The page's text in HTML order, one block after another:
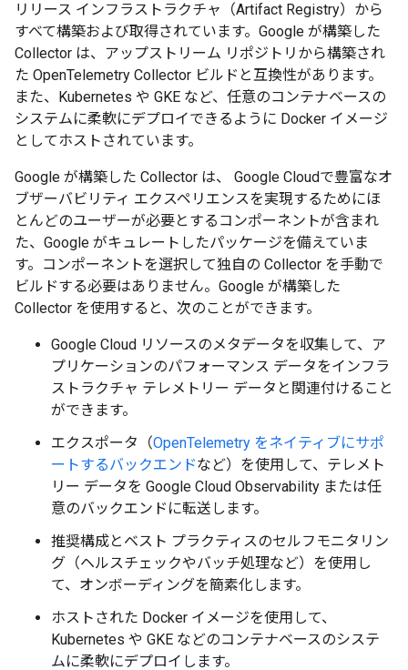
リリース インフラストラクチャ（Artifact Registry）から
すべて構築および取得されています。Google が構築した
Collector は、アップストリーム リポジトリから構築され
た OpenTelemetry Collector ビルドと互換性があります。
また、Kubernetes や GKE など、任意のコンテナベースの
システムに柔軟にデプロイできるように Docker イメージ
としてホストされています。
Google が構築した Collector は、 Google Cloudで豊富なオ
ブザーバビリティ エクスペリエンスを実現するためにほ
とんどのユーザーが必要とするコンポーネントが含まれ
た、Google がキュレートしたパッケージを備えていま
す。コンポーネントを選択して独自の Collector を手動で
ビルドする必要はありません。Google が構築した
Collector を使用すると、次のことができます。
Google Cloud リソースのメタデータを収集して、ア
プリケーションのパフォーマンス データをインフラ
ストラクチャ テレメトリー データと関連付けること
ができます。
エクスポータ（OpenTelemetry をネイティブにサポ
ートするバックエンドなど）を使用して、テレメト
リー データを Google Cloud Observability または任
意のバックエンドに転送します。
推奨構成とベスト プラクティスのセルフモニタリン
グ（ヘルスチェックやバッチ処理など）を使用し
て、オンボーディングを簡素化します。
ホストされた Docker イメージを使用して、
Kubernetes や GKE などのコンテナベースのシステ
ムに柔軟にデプロイします。